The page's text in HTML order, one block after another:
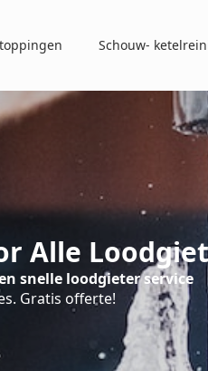
Schouw-
Alle
snelle loodgieter service
Gratis offerte!